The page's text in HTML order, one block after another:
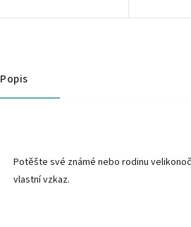
Popis
Potěšte své známé nebo rodinu
vlastní vzkaz.